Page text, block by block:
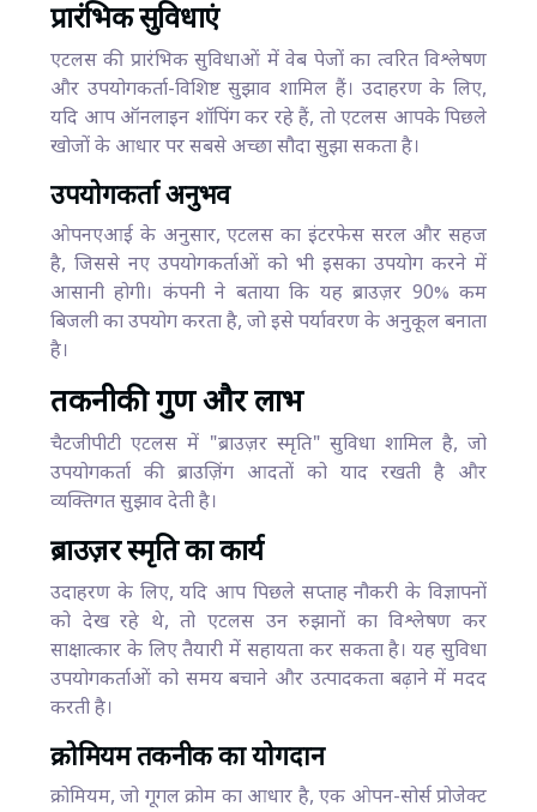
प्रारंभिक सुविधाएं
एटलस की प्रारंभिक सुविधाओं में वेब पेजों का त्वरित विश्लेषण
और उपयोगकर्ता-विशिष्ट सुझाव शामिल हैं। उदाहरण के लिए,
यदि आप ऑनलाइन शॉपिंग कर रहे हैं, तो एटलस आपके पिछले
खोजों के आधार पर सबसे अच्छा सौदा सुझा सकता है।
उपयोगकर्ता अनुभव
ओपनएआई के अनुसार, एटलस का इंटरफेस सरल और सहज
है, जिससे नए उपयोगकर्ताओं को भी इसका उपयोग करने में
आसानी होगी। कंपनी ने बताया कि यह ब्राउज़र 90% कम
बिजली का उपयोग करता है, जो इसे पर्यावरण के अनुकूल बनाता
है।
तकनीकी गुण और लाभ
चैटजीपीटी एटलस में "ब्राउज़र स्मृति" सुविधा शामिल है, जो
उपयोगकर्ता की ब्राउज़िंग आदतों को याद रखती है और
व्यक्तिगत सुझाव देती है।
ब्राउज़र स्मृति का कार्य
उदाहरण के लिए, यदि आप पिछले सप्ताह नौकरी के विज्ञापनों
को देख रहे थे, तो एटलस उन रुझानों का विश्लेषण कर
साक्षात्कार के लिए तैयारी में सहायता कर सकता है। यह सुविधा
उपयोगकर्ताओं को समय बचाने और उत्पादकता बढ़ाने में मदद
करती है।
क्रोमियम तकनीक का योगदान
क्रोमियम, जो गूगल क्रोम का आधार है, एक ओपन-सोर्स प्रोजेक्ट